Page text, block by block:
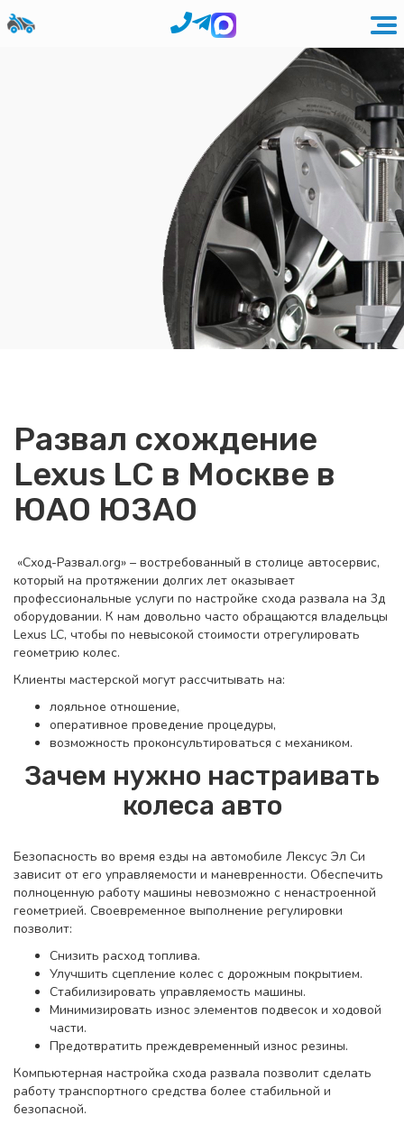
Развал схождение
Lexus LC в Москве в
ЮАО ЮЗАО
«Сход-Развал.org» – востребованный в столице автосервис,
который на протяжении долгих лет оказывает
профессиональные услуги по настройке схода развала на 3д
оборудовании. К нам довольно часто обращаются владельцы
Lexus LC, чтобы по невысокой стоимости отрегулировать
геометрию колес.
Клиенты мастерской могут рассчитывать на:
лояльное отношение,
оперативное проведение процедуры,
возможность проконсультироваться с механиком.
Зачем нужно настраивать
колеса авто
Безопасность во время езды на автомобиле Лексус Эл Си
зависит от его управляемости и маневренности. Обеспечить
полноценную работу машины невозможно с ненастроенной
геометрией. Своевременное выполнение регулировки
позволит:
Снизить расход топлива.
Улучшить сцепление колес с дорожным покрытием.
Стабилизировать управляемость машины.
Минимизировать износ элементов подвесок и ходовой
части.
Предотвратить преждевременный износ резины.
Компьютерная настройка схода развала позволит сделать
работу транспортного средства более стабильной и
безопасной.